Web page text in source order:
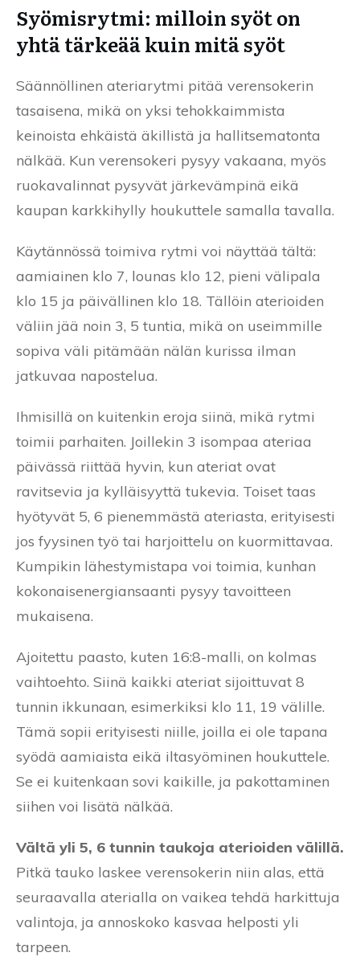
Syömisrytmi: milloin syöt on
yhtä tärkeää kuin mitä syöt
Säännöllinen ateriarytmi pitää verensokerin
tasaisena, mikä on yksi tehokkaimmista
keinoista ehkäistä äkillistä ja hallitsematonta
nälkää. Kun verensokeri pysyy vakaana, myös
ruokavalinnat pysyvät järkevämpinä eikä
kaupan karkkihylly houkuttele samalla tavalla.
Käytännössä toimiva rytmi voi näyttää tältä:
aamiainen klo 7, lounas klo 12, pieni välipala
klo 15 ja päivällinen klo 18. Tällöin aterioiden
väliin jää noin 3, 5 tuntia, mikä on useimmille
sopiva väli pitämään nälän kurissa ilman
jatkuvaa napostelua.
Ihmisillä on kuitenkin eroja siinä, mikä rytmi
toimii parhaiten. Joillekin 3 isompaa ateriaa
päivässä riittää hyvin, kun ateriat ovat
ravitsevia ja kylläisyyttä tukevia. Toiset taas
hyötyvät 5, 6 pienemmästä ateriasta, erityisesti
jos fyysinen työ tai harjoittelu on kuormittavaa.
Kumpikin lähestymistapa voi toimia, kunhan
kokonaisenergiansaanti pysyy tavoitteen
mukaisena.
Ajoitettu paasto, kuten 16:8-malli, on kolmas
vaihtoehto. Siinä kaikki ateriat sijoittuvat 8
tunnin ikkunaan, esimerkiksi klo 11, 19 välille.
Tämä sopii erityisesti niille, joilla ei ole tapana
syödä aamiaista eikä iltasyöminen houkuttele.
Se ei kuitenkaan sovi kaikille, ja pakottaminen
siihen voi lisätä nälkää.
Vältä yli 5, 6 tunnin taukoja aterioiden välillä.
Pitkä tauko laskee verensokerin niin alas, että
seuraavalla aterialla on vaikea tehdä harkittuja
valintoja, ja annoskoko kasvaa helposti yli
tarpeen.